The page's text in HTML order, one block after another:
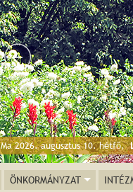
Ma 2026. augusztus 10. hétfő,
ÖNKORMÁNYZAT